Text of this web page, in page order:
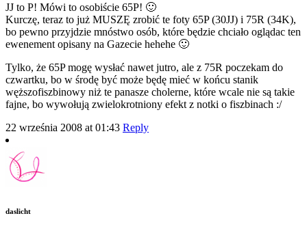
JJ to P! Mówi to osobiście 65P! 🙂
Kurczę, teraz to już MUSZĘ zrobić te foty 65P (30JJ) i 75R (34K),
bo pewno przyjdzie mnóstwo osób, które będzie chciało oglądac ten
ewenement opisany na Gazecie hehehe 🙂
Tylko, że 65P mogę wysłać nawet jutro, ale z 75R poczekam do
czwartku, bo w środę być może będę mieć w końcu stanik
węższofiszbinowy niż te panasze cholerne, które wcale nie są takie
fajne, bo wywołują zwielokrotniony efekt z notki o fiszbinach :/
22 września 2008 at 01:43 Reply
daslicht